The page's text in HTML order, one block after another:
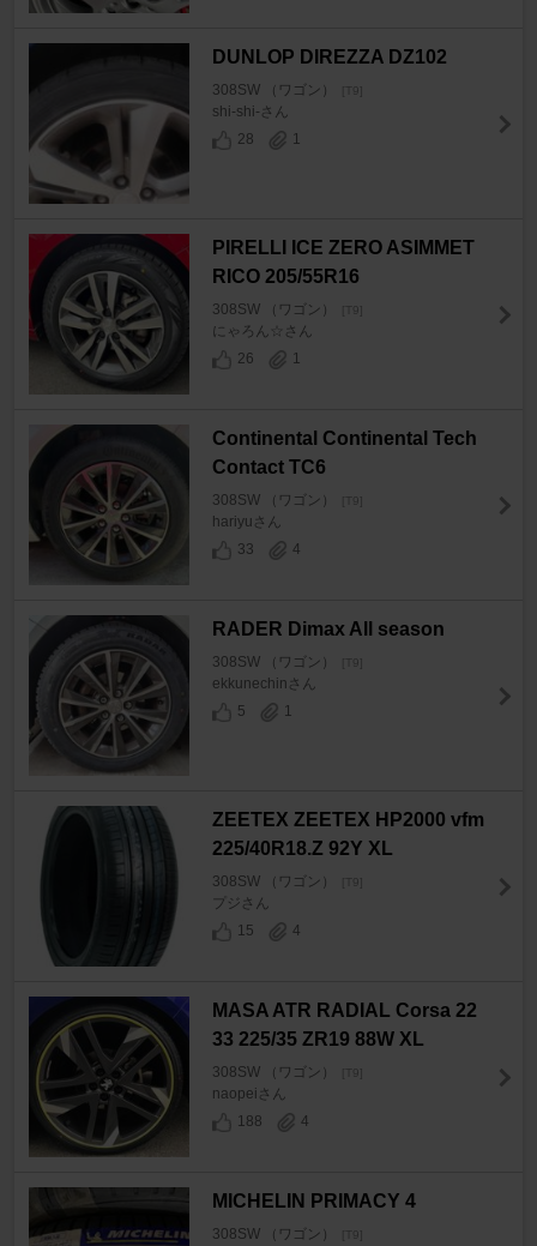
DUNLOP DIREZZA DZ102
308SW （ワゴン） [T9]
shi-shi-さん
28
1
PIRELLI ICE ZERO ASIMMET
RICO 205/55R16
308SW （ワゴン） [T9]
にゃろん☆さん
26
1
Continental Continental Tech
Contact TC6
308SW （ワゴン） [T9]
hariyuさん
33
4
RADER Dimax All season
308SW （ワゴン） [T9]
ekkunechinさん
5
1
ZEETEX ZEETEX HP2000 vfm
225/40R18.Z 92Y XL
308SW （ワゴン） [T9]
プジさん
15
4
MASA ATR RADIAL Corsa 22
33 225/35 ZR19 88W XL
308SW （ワゴン） [T9]
naopeiさん
188
4
MICHELIN PRIMACY 4
308SW （ワゴン） [T9]